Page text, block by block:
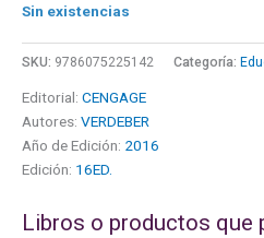
Sin existencias
SKU: 9786075225142 Categoría:
Editorial: CENGAGE
Autores: VERDEBER
Año de Edición: 2016
Edición: 16ED.
Libros o productos que